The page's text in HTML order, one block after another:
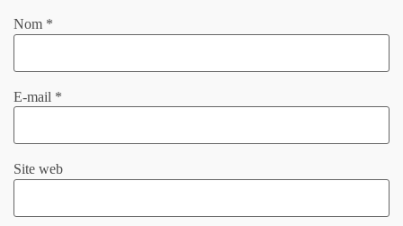
Nom *
E-mail *
Site web